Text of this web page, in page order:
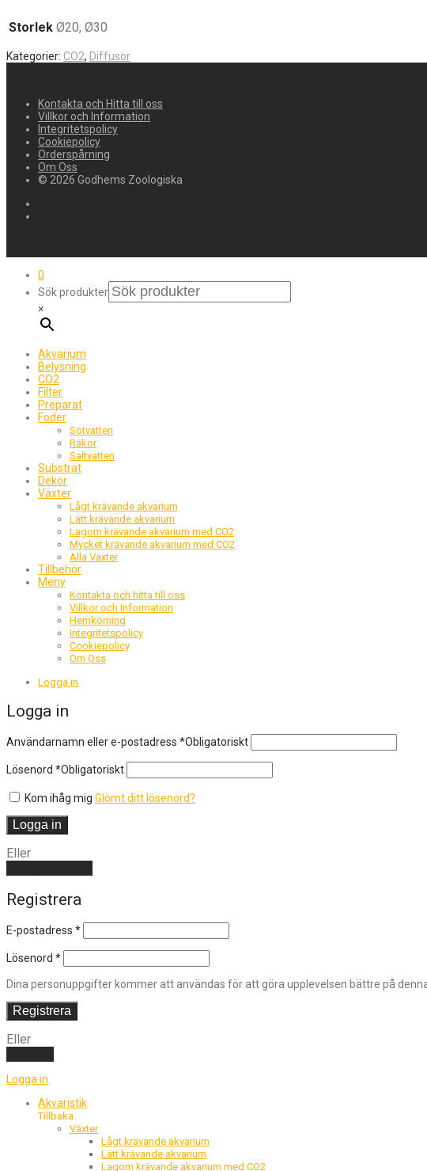
Storlek Ø20, Ø30
Kategorier: CO2, Diffusor
Kontakta och Hitta till oss
Villkor och Information
Integritetspolicy
Cookiepolicy
Orderspårning
Om Oss
© 2026 Godhems Zoologiska
0
Sök produkter
×
Akvarium
Belysning
CO2
Filter
Preparat
Foder
Sötvatten
Räkor
Saltvatten
Substrat
Dekor
Växter
Lågt krävande akvarium
Lätt krävande akvarium
Lagom krävande akvarium med CO2
Mycket krävande akvarium med CO2
Alla Växter
Tillbehör
Meny
Kontakta och hitta till oss
Villkor och Information
Hemkörning
Integritetspolicy
Cookiepolicy
Om Oss
Logga in
Logga in
Användarnamn eller e-postadress *Obligatoriskt
Lösenord *Obligatoriskt
Kom ihåg mig Glömt ditt lösenord?
Logga in
Eller
Registrera
E-postadress *
Lösenord *
Dina personuppgifter kommer att användas för att göra upplevelsen bättre på
Registrera
Eller
Logga in
Akvaristik
Tillbaka
Växter
Lågt krävande akvarium
Lätt krävande akvarium
Lagom krävande akvarium med CO2